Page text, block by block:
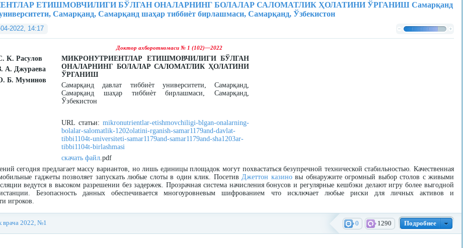
ЕТИШМОВЧИЛИГИ БЎЛГАН ОНАЛАРНИНГ БОЛАЛАР САЛОМАТЛИК ҲОЛАТИНИ ЎРГАНИШ Самарқанд
Самарқанд, Самарқанд шаҳар тиббиѐт бирлашмаси, Самарқанд, Ўзбекистон
2022, 14:17
Доктор ахборотномаси № 1 (102)—2022
K. Расулов
A. Джураева
Б. Муминов
МИКРОНУТРИЕНТЛАР ЕТИШМОВЧИЛИГИ БЎЛГАН
ОНАЛАРНИНГ БОЛАЛАР САЛОМАТЛИК ҲОЛАТИНИ
ЎРГАНИШ
Самарқанд давлат тиббиѐт университети, Самарқанд,
Самарқанд шаҳар тиббиѐт бирлашмаси, Самарқанд,
Ўзбекистон
URL статьи: mikronutrientlar-etishmovchiligi-blgan-onalarning-
bolalar-salomatlik-1202olatini-rganish-samar1179and-davlat-
tibbi1104t-universiteti-samar1179and-samar1179and-sha1203ar-
tibbi1104t-birlashmasi
скачать файл .pdf
сегодня предлагает массу вариантов, но лишь единицы площадок могут похвастаться безупречной технической стабильностью. Качественная
гаджеты позволяет запускать любые слоты в один клик. Посетив Джеттон казиновы обнаружите огромный выбор столов с живыми
ведутся в высоком разрешении без задержек. Прозрачная система начисления бонусов и регулярные кешбэки делают игру более выгодной
Безопасность данных обеспечивается многоуровневым шифрованием что исключает любые риски для личных активов и
игроков.
Подробнее
1290
0
врача 2022, №1